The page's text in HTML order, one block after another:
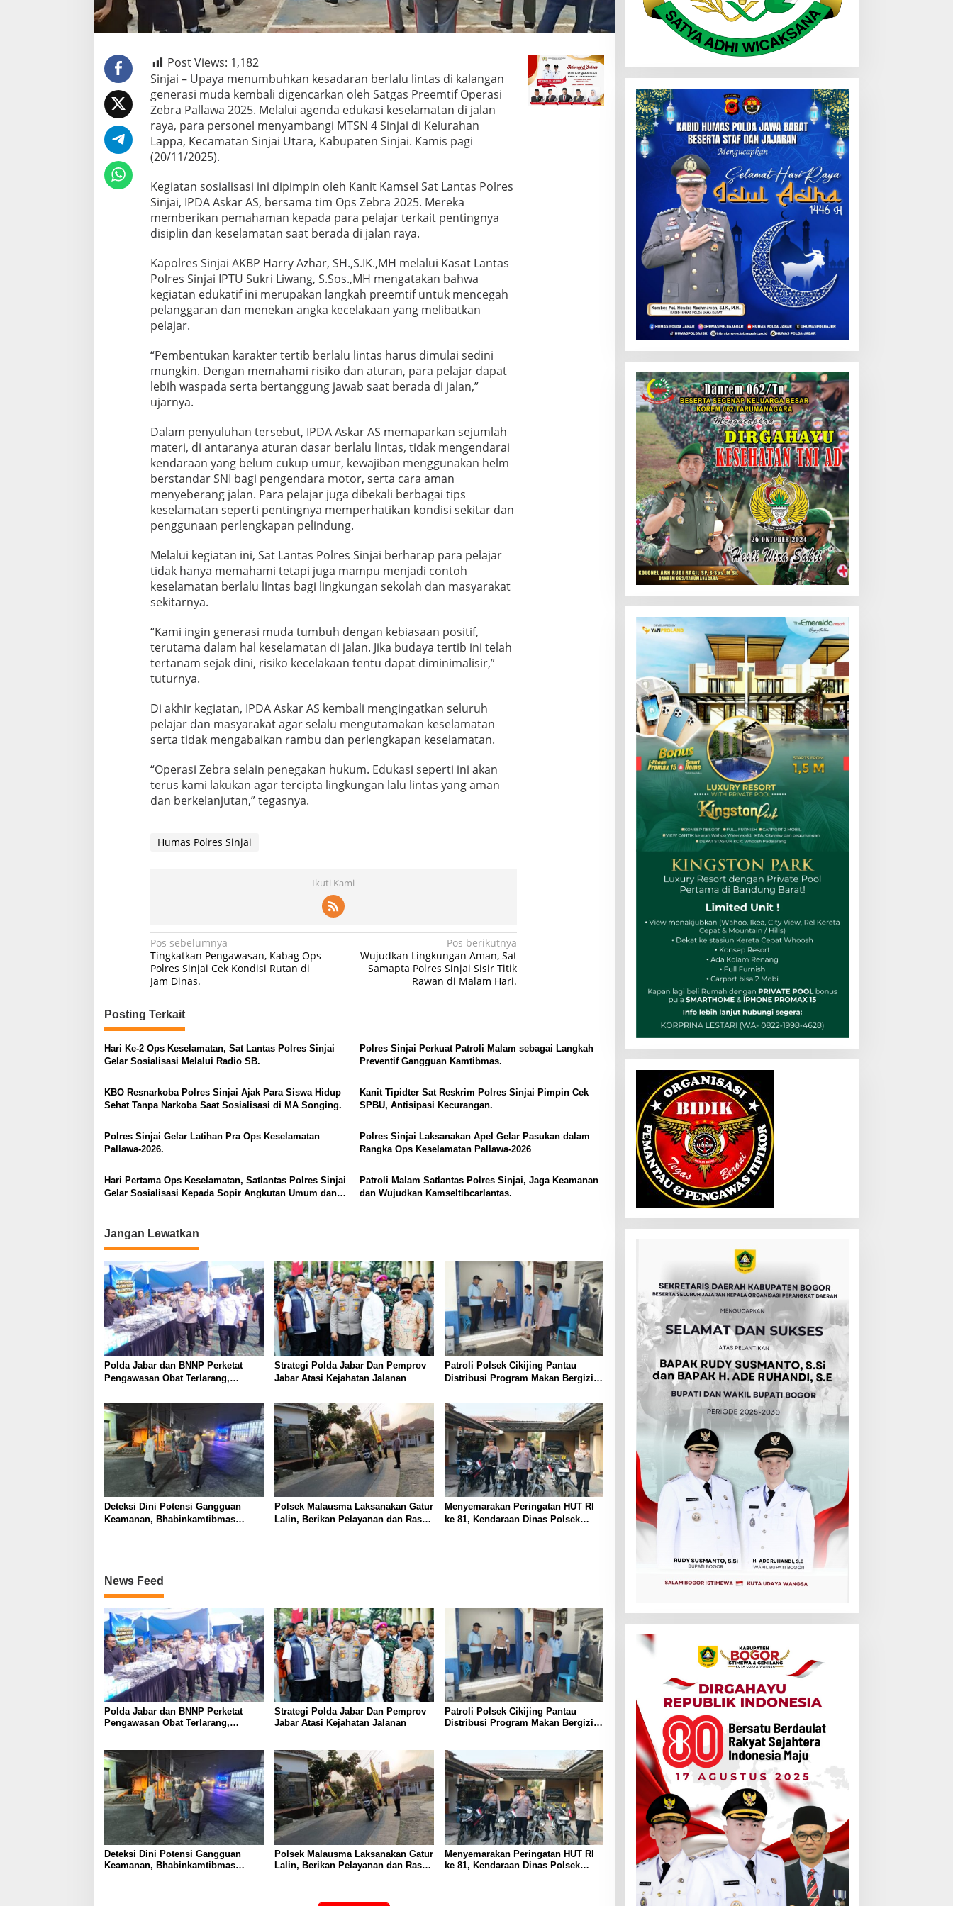
Post Views: 1,182
Sinjai – Upaya menumbuhkan kesadaran berlalu lintas di kalangan
generasi muda kembali digencarkan oleh Satgas Preemtif Operasi
Zebra Pallawa 2025. Melalui agenda edukasi keselamatan di jalan
raya, para personel menyambangi MTSN 4 Sinjai di Kelurahan
Lappa, Kecamatan Sinjai Utara, Kabupaten Sinjai. Kamis pagi
(20/11/2025).
Kegiatan sosialisasi ini dipimpin oleh Kanit Kamsel Sat Lantas Polres
Sinjai, IPDA Askar AS, bersama tim Ops Zebra 2025. Mereka
memberikan pemahaman kepada para pelajar terkait pentingnya
disiplin dan keselamatan saat berada di jalan raya.
Kapolres Sinjai AKBP Harry Azhar, SH.,S.IK.,MH melalui Kasat Lantas
Polres Sinjai IPTU Sukri Liwang, S.Sos.,MH mengatakan bahwa
kegiatan edukatif ini merupakan langkah preemtif untuk mencegah
pelanggaran dan menekan angka kecelakaan yang melibatkan
pelajar.
“Pembentukan karakter tertib berlalu lintas harus dimulai sedini
mungkin. Dengan memahami risiko dan aturan, para pelajar dapat
lebih waspada serta bertanggung jawab saat berada di jalan,”
ujarnya.
Dalam penyuluhan tersebut, IPDA Askar AS memaparkan sejumlah
materi, di antaranya aturan dasar berlalu lintas, tidak mengendarai
kendaraan yang belum cukup umur, kewajiban menggunakan helm
berstandar SNI bagi pengendara motor, serta cara aman
menyeberang jalan. Para pelajar juga dibekali berbagai tips
keselamatan seperti pentingnya memperhatikan kondisi sekitar dan
penggunaan perlengkapan pelindung.
Melalui kegiatan ini, Sat Lantas Polres Sinjai berharap para pelajar
tidak hanya memahami tetapi juga mampu menjadi contoh
keselamatan berlalu lintas bagi lingkungan sekolah dan masyarakat
sekitarnya.
“Kami ingin generasi muda tumbuh dengan kebiasaan positif,
terutama dalam hal keselamatan di jalan. Jika budaya tertib ini telah
tertanam sejak dini, risiko kecelakaan tentu dapat diminimalisir,”
tuturnya.
Di akhir kegiatan, IPDA Askar AS kembali mengingatkan seluruh
pelajar dan masyarakat agar selalu mengutamakan keselamatan
serta tidak mengabaikan rambu dan perlengkapan keselamatan.
“Operasi Zebra selain penegakan hukum. Edukasi seperti ini akan
terus kami lakukan agar tercipta lingkungan lalu lintas yang aman
dan berkelanjutan,” tegasnya.
Humas Polres Sinjai
Ikuti Kami
Navigasi
pos
Pos sebelumnya
Tingkatkan Pengawasan, Kabag Ops
Polres Sinjai Cek Kondisi Rutan di
Jam Dinas.
Pos berikutnya
Wujudkan Lingkungan Aman, Sat
Samapta Polres Sinjai Sisir Titik
Rawan di Malam Hari.
Posting Terkait
Hari Ke-2 Ops Keselamatan, Sat Lantas Polres Sinjai
Gelar Sosialisasi Melalui Radio SB.
Polres Sinjai Perkuat Patroli Malam sebagai Langkah
Preventif Gangguan Kamtibmas.
KBO Resnarkoba Polres Sinjai Ajak Para Siswa Hidup
Sehat Tanpa Narkoba Saat Sosialisasi di MA Songing.
Kanit Tipidter Sat Reskrim Polres Sinjai Pimpin Cek
SPBU, Antisipasi Kecurangan.
Polres Sinjai Gelar Latihan Pra Ops Keselamatan
Pallawa-2026.
Polres Sinjai Laksanakan Apel Gelar Pasukan dalam
Rangka Ops Keselamatan Pallawa-2026
Hari Pertama Ops Keselamatan, Satlantas Polres Sinjai
Gelar Sosialisasi Kepada Sopir Angkutan Umum dan
Patroli Malam Satlantas Polres Sinjai, Jaga Keamanan
dan Wujudkan Kamseltibcarlantas.
Jangan Lewatkan
Polda Jabar dan BNNP Perketat
Pengawasan Obat Terlarang,
Provinsi
Strategi Polda Jabar Dan Pemprov
Jabar Atasi Kejahatan Jalanan
Patroli Polsek Cikijing Pantau
Distribusi Program Makan Bergizi
Deteksi Dini Potensi Gangguan
Keamanan, Bhabinkamtibmas
Polsek Malausma Laksanakan Gatur
Lalin, Berikan Pelayanan dan Rasa
Menyemarakan Peringatan HUT RI
ke 81, Kendaraan Dinas Polsek
News Feed
Polda Jabar dan BNNP Perketat
Pengawasan Obat Terlarang,
Strategi Polda Jabar Dan Pemprov
Jabar Atasi Kejahatan Jalanan
Patroli Polsek Cikijing Pantau
Distribusi Program Makan Bergizi
Deteksi Dini Potensi Gangguan
Keamanan, Bhabinkamtibmas
Polsek Malausma Laksanakan Gatur
Lalin, Berikan Pelayanan dan Rasa
Menyemarakan Peringatan HUT RI
ke 81, Kendaraan Dinas Polsek